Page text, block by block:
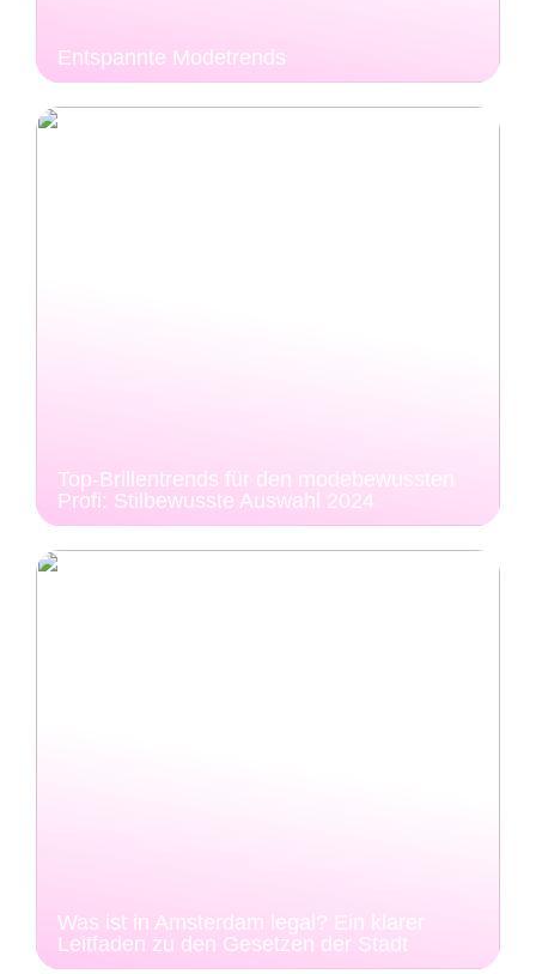
Entspannte Modetrends
Top-Brillentrends für den modebewussten
Profi: Stilbewusste Auswahl 2024
Was ist in Amsterdam legal? Ein klarer
Leitfaden zu den Gesetzen der Stadt